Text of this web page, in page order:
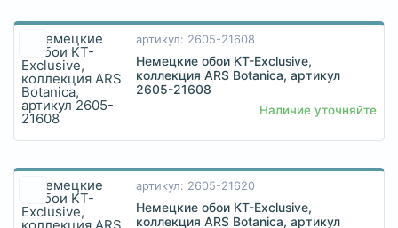
артикул: 2605-21608
Немецкие обои KT-Exclusive,
коллекция ARS Botanica, артикул
2605-21608
Наличие уточняйте
артикул: 2605-21620
Немецкие обои KT-Exclusive,
коллекция ARS Botanica, артикул